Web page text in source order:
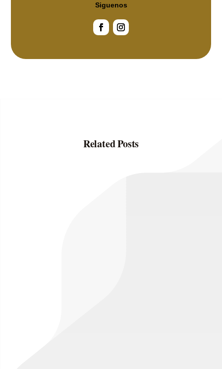
Siguenos
Related Posts